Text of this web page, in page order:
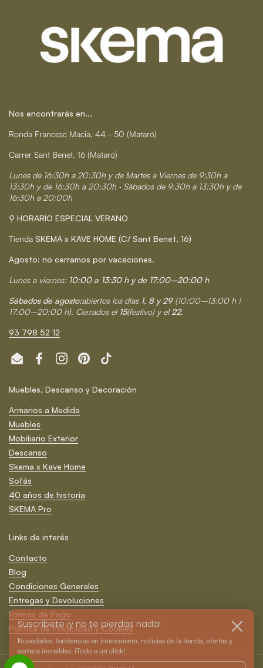
Nos encontrarás en...
Ronda Francesc Macia, 44 - 50 (Mataró)
Carrer Sant Benet, 16 (Mataró)
Lunes de 16:30h a 20:30h y de Martes a Viernes de 9:30h a
13:30h y de 16:30h a 20:30h · Sábados de 9:30h a 13:30h y de
16:30h a 20:00h
⚲ HORARIO ESPECIAL VERANO
Tienda SKEMA x KAVE HOME (C/ Sant Benet, 16)
Agosto: no cerramos por vacaciones.
Lunes a viernes: 10:00 a 13:30 h y de 17:00–20:00 h
Sábados de agosto:abiertos los días 1, 8 y 29 (10:00–13:00 h |
17:00–20:00 h). Cerrados el 15(festivo) y el22.
93 798 52 12
Email FacebookInstagramPinterestTikTok
Muebles, Descanso y Decoración
Armarios a Medida
Muebles
Mobiliario Exterior
Descanso
Skema x Kave Home
Sofás
40 años de historia
SKEMA Pro
Links de interés
Contacto
Blog
Condiciones Generales
Entregas y Devoluciones
Formas de Pago
Política de Privacidad y Cookies
Suscríbete ¡y no te pierdas nada!
Novedades, tendencias en interiorismo, noticias de la tienda, ofertas y
sorteos increíbles. ¡Todo a un click!
Cerrar